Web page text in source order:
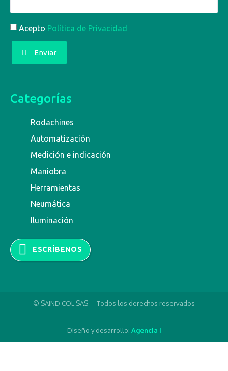
Acepto Política de Privacidad
Enviar
Categorías
Rodachines
Automatización
Medición e indicación
Maniobra
Herramientas
Neumática
Iluminación
ESCRÍBENOS
© SAIND COL SAS – Todos los derechos reservados
Diseño y desarrollo: Agencia i